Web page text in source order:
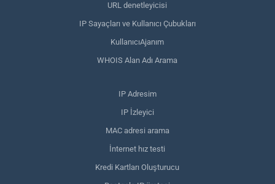
URL denetleyicisi
IP Sayaçları ve Kullanıcı Çubukları
KullanıcıAjanım
WHOIS Alan Adı Arama
IP Adresim
IP İzleyici
MAC adresi arama
İnternet hız testi
Kredi Kartları Oluşturucu